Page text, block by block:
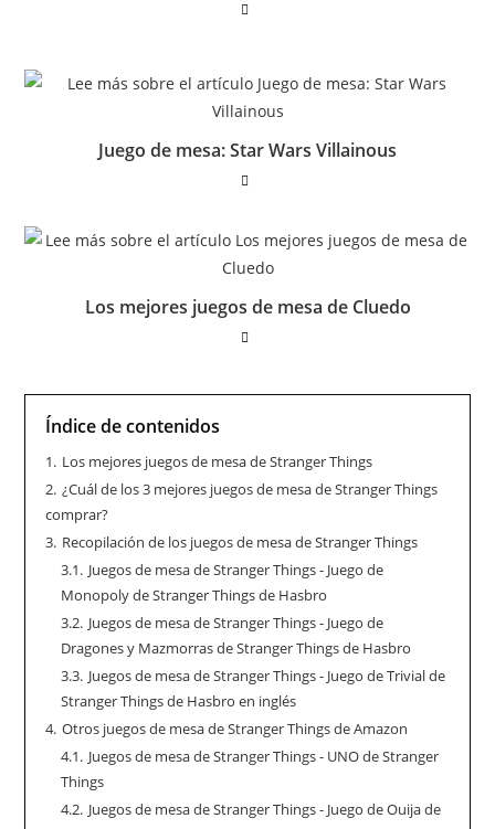
Juego de mesa: Star Wars Villainous
Los mejores juegos de mesa de Cluedo
Índice de contenidos
1. Los mejores juegos de mesa de Stranger Things
2. ¿Cuál de los 3 mejores juegos de mesa de Stranger Things
comprar?
3. Recopilación de los juegos de mesa de Stranger Things
3.1. Juegos de mesa de Stranger Things - Juego de
Monopoly de Stranger Things de Hasbro
3.2. Juegos de mesa de Stranger Things - Juego de
Dragones y Mazmorras de Stranger Things de Hasbro
3.3. Juegos de mesa de Stranger Things - Juego de Trivial de
Stranger Things de Hasbro en inglés
4. Otros juegos de mesa de Stranger Things de Amazon
4.1. Juegos de mesa de Stranger Things - UNO de Stranger
Things
4.2. Juegos de mesa de Stranger Things - Juego de Ouija de